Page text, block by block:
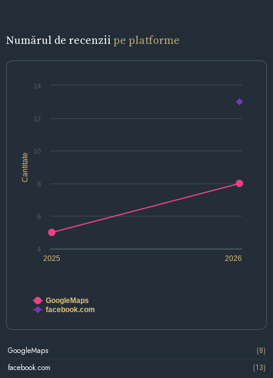
Numărul de recenzii pe platforme
Cantitate
2025 2026
4
6
8
10
12
14
GoogleMaps
facebook.com
GoogleMaps
(8)
facebook.com
(13)